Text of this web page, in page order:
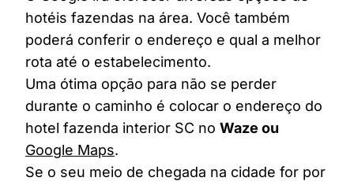
hotéis fazendas na área. Você também
poderá conferir o endereço e qual a melhor
rota até o estabelecimento.
Uma ótima opção para não se perder
durante o caminho é colocar o endereço do
hotel fazenda interior SC no Waze ou
Google Maps.
Se o seu meio de chegada na cidade for por